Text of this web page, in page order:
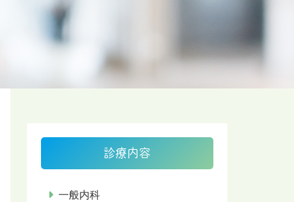
診療内容
一般内科